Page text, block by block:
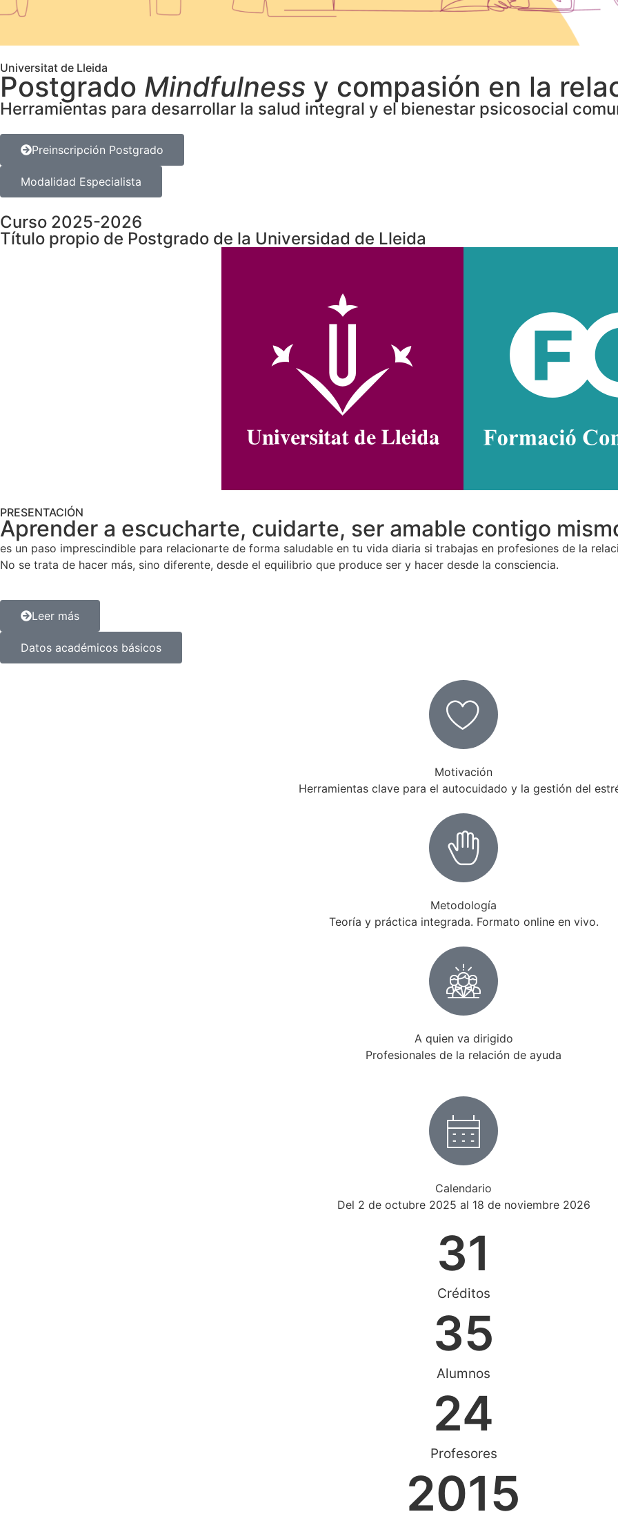
Universitat de Lleida
Postgrado Mindfulness y compasión en la
Herramientas para desarrollar la salud integral y el bienestar psicosocial
Preinscripción Postgrado
Modalidad Especialista
Curso 2025-2026
Título propio de Postgrado de la Universidad de Lleida
PRESENTACIÓN
Aprender a escucharte, cuidarte, ser amable contigo
es un paso imprescindible para relacionarte de forma saludable en tu vida diaria si trabajas en profesiones de la
No se trata de hacer más, sino diferente, desde el equilibrio que produce ser y hacer desde la consciencia.
Leer más
Datos académicos básicos
Motivación
Herramientas clave para el autocuidado y la gestión del
Metodología
Teoría y práctica integrada. Formato online en vivo.
A quien va dirigido
Profesionales de la relación de ayuda
Calendario
Del 2 de octubre 2025 al 18 de noviembre 2026
Créditos
31
Alumnos
35
Profesores
24
2015